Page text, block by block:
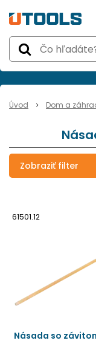
Úvod Dom a
Zobraziť filter
61501.12
Násada so